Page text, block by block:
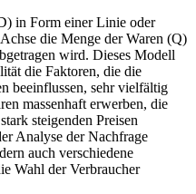
in Form einer Linie oder
die Menge der Waren (Q)
wird. Dieses Modell
die Faktoren, die die
beeinflussen, sehr vielfältig
massenhaft erwerben, die
steigenden Preisen
Analyse der Nachfrage
auch verschiedene
Wahl der Verbraucher